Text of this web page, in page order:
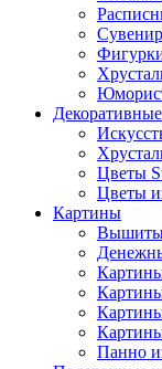
Цветы
Цветы
Картины
Панно